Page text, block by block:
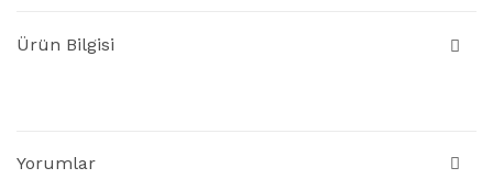
Ürün Bilgisi
Yorumlar